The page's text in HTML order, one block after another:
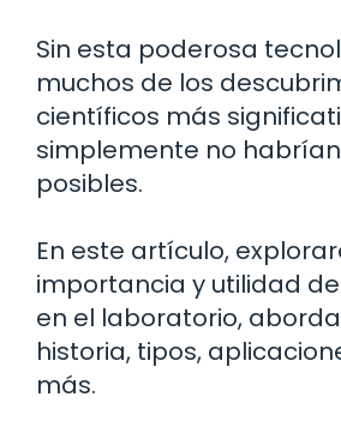
Sin esta poderosa
muchos de los
científicos más
simplemente no
posibles.
En este artículo,
importancia y utilidad
en el laboratorio,
historia, tipos,
más.